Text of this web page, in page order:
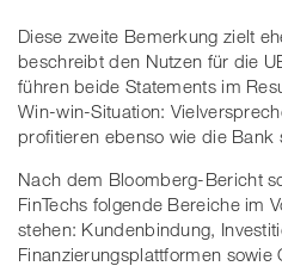
Diese zweite Bemerkung zielt
beschreibt den Nutzen für die
führen beide Statements im
Win-win-Situation:
profitieren ebenso wie die Bank
Nach dem Bloomberg-Bericht
FinTechs folgende Bereiche im
stehen: Kundenbindung,
Finanzierungsplattformen sowie